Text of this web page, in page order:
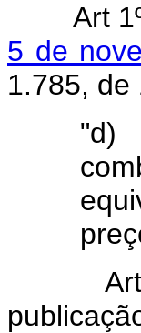
Art
5 de
1.785, de
"d)
Art 2º